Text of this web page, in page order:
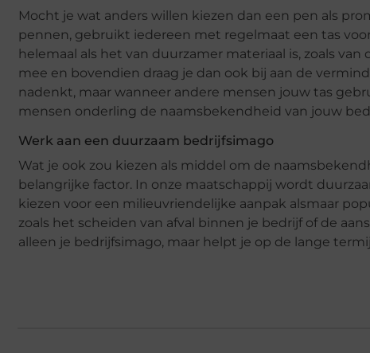
Mocht je wat anders willen kiezen dan een pen als
pennen, gebruikt iedereen met regelmaat een tas
helemaal als het van duurzamer materiaal is, zoals
mee en bovendien draag je dan ook bij aan de
nadenkt, maar wanneer andere mensen jouw tas
mensen onderling de naamsbekendheid van jouw
Werk aan een duurzaam bedrijfsimago
Wat je ook zou kiezen als middel om de
belangrijke factor. In onze maatschappij wordt
kiezen voor een milieuvriendelijke aanpak alsmaar
zoals het scheiden van afval binnen je bedrijf of de
alleen je bedrijfsimago, maar helpt je op de lange